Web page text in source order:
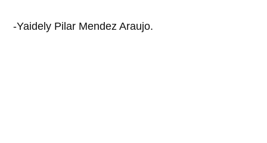
-Yaidely Pilar Mendez Araujo.